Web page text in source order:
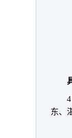
东、